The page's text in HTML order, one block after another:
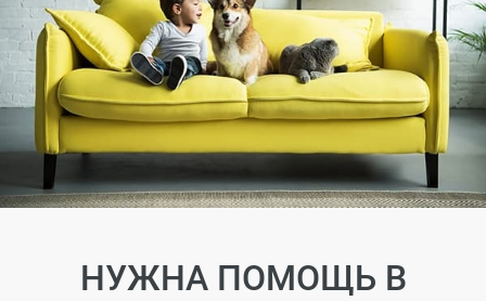
НУЖНА ПОМОЩЬ В